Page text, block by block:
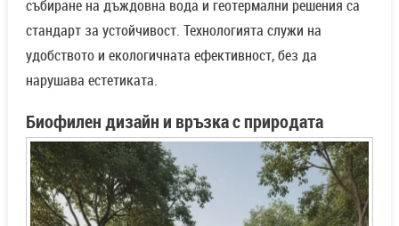
събиране на дъждовна вода и геотермални решения са
стандарт за устойчивост. Технологията служи на
удобството и екологичната ефективност, без да
нарушава естетиката.
Биофилен дизайн и връзка с природата